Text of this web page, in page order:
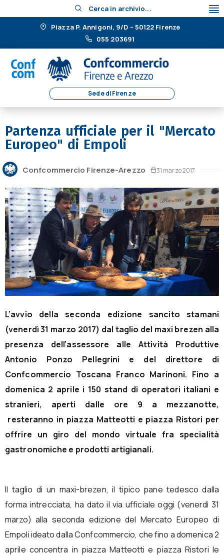
Cerca in archivio...
Piazza P. Annigoni, 9/D – 50122 Firenze
055 203691
Sede di Firenze
Partenza ufficiale per il "Mercato
Europeo" di Empoli
Confcommercio Firenze-Arezzo 31 marzo 2017
L’avvio della seconda edizione sancito stamani
(venerdì 31 marzo 2017) dal taglio del maxi brezen alla
presenza dell’assessore alle Attività Produttive
Antonio Ponzo Pellegrini e del direttore di
Confcommercio Toscana Franco Marinoni. Fino a
domenica 2 aprile i 150 stand di operatori italiani e
stranieri, aperti dalle ore 9 a mezzanotte,
resteranno in piazza Matteotti e piazza Ristori per
offrire un giro del mondo virtuale fra specialità
gastronomiche e prodotti artigianali.
Il taglio di un maxi-brezen, il tipico pane tedesco dalla
forma intrecciata, ha dato il via ufficiale oggi (venerdì 31
marzo) alla seconda edizione del Mercato Europeo di
Empoli ideato dalla Confcommercio, che fino a domenica 2
aprile concentra in piazza Matteotti e piazza Ristori le